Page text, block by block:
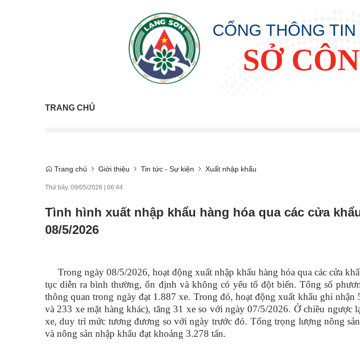
CỔNG THÔNG
SỞ
TRANG CHỦ
Trang chủ Giới thiệu Tin tức - Sự kiện Xuất nhập khẩu
Thứ bảy, 09/05/2026 | 06:44
Tình hình xuất nhập khẩu hàng hóa qua các cửa
08/5/2026
Trong ngày 08/5/2026, hoạt động xuất nhập khẩu hàng hóa qua các cửa
tục diễn ra bình thường, ổn định và không có yếu tố đột biến. Tổng số
thông quan trong ngày đạt 1.887 xe. Trong đó, hoạt động xuất khẩu ghi nhận
và 233 xe mặt hàng khác), tăng 31 xe so với ngày 07/5/2026. Ở chiều ngược
xe, duy trì mức tương đương so với ngày trước đó. Tổng trọng lượng nông
và nông sản nhập khẩu đạt khoảng 3.278 tấn.